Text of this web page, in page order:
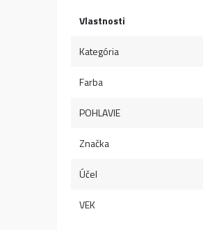
Vlastnosti
Kategória
Farba
POHLAVIE
Značka
Účel
VEK